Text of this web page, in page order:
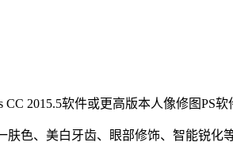
2015.5软件或更高版本人像修图PS软
色、美白牙齿、眼部修饰、智能锐化